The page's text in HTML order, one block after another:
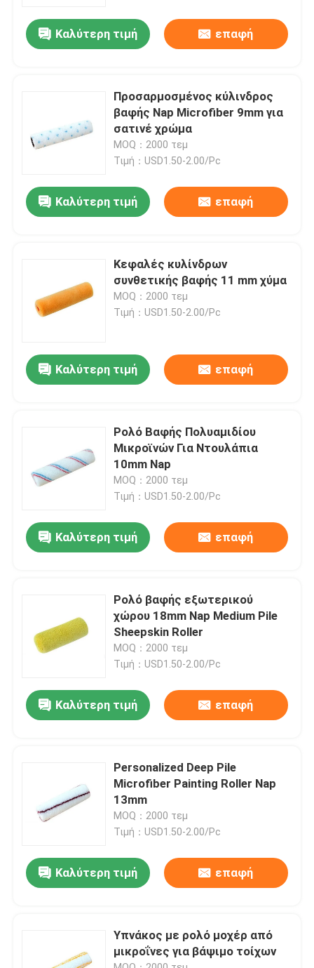
Σχετικά με εμάς
Γύρος εργοστασίων
Όλες οι περιπτώσεις
Βούρτσα συνθετικού νήματος
Καλύτερη τιμή επαφή
Προσαρμοσμένος κύλινδρος
βαφής Nap Microfiber 9mm για
σατινέ χρώμα
MOQ：2000 τεμ
Τιμή：USD1.50-2.00/Pc
Καλύτερη τιμή επαφή
Κεφαλές κυλίνδρων
συνθετικής βαφής 11 mm χύμα
MOQ：2000 τεμ
Τιμή：USD1.50-2.00/Pc
Καλύτερη τιμή επαφή
Ρολό Βαφής Πολυαμιδίου
Μικροϊνών Για Ντουλάπια
10mm Nap
MOQ：2000 τεμ
Τιμή：USD1.50-2.00/Pc
Καλύτερη τιμή επαφή
Ρολό βαφής εξωτερικού
χώρου 18mm Nap Medium Pile
Sheepskin Roller
MOQ：2000 τεμ
Τιμή：USD1.50-2.00/Pc
Καλύτερη τιμή επαφή
Personalized Deep Pile
Microfiber Painting Roller Nap
13mm
MOQ：2000 τεμ
Τιμή：USD1.50-2.00/Pc
Καλύτερη τιμή επαφή
Υπνάκος με ρολό μοχέρ από
μικροΐνες για βάψιμο τοίχων